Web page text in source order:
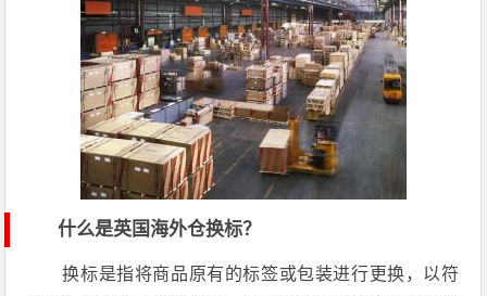
什么是英国海外仓换标？
换标是指将商品原有的标签或包装进行更换，以符